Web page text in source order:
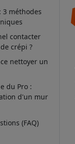
3 méthodes
contacter
crépi ?
nettoyer un
du Pro :
d'un mur
(FAQ)